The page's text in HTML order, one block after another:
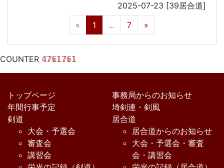
COUNTER 𝟜𝟟𝟞𝟙𝟟𝟞𝟙
2025-07-23 [39居合道]
«
1 ... 7 »
トップページ
事務局からのお知らせ
年間行事予定
埼剣連・剣風
剣道
大会・予選会
審査会
講習会
居合道
居合道からのお知らせ
大会・予選会・審査
会・講習会